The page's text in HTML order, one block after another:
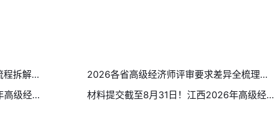
难度增加！2027高级经济师报名流程拆解：中国人事考试网这几步别填错
2026各省高级经济师评审要求差异全梳理：河北限人数、广西查社保、山东审核严
继续教育影响职称评审吗？2026年高级经济师评审必看学分管理指南
材料提交截至8月31日！江西2026年高级经济师旅游专业评审，11月正式开启